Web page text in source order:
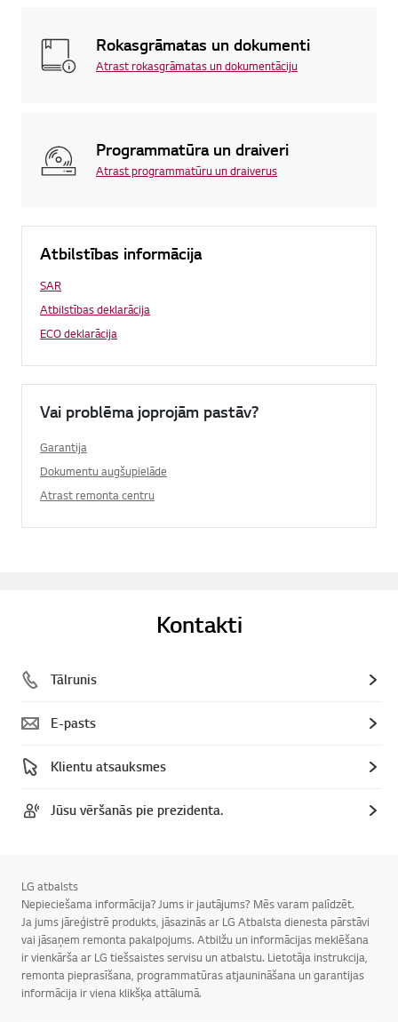
Rokasgrāmatas un dokumenti
Atrast rokasgrāmatas un dokumentāciju
Programmatūra un draiveri
Atrast programmatūru un draiverus
Atbilstības informācija
SAR
Atbilstības deklarācija
ECO deklarācija
Vai problēma joprojām pastāv?
Garantija
Dokumentu augšupielāde
Atrast remonta centru
Kontakti
Tālrunis
E-pasts
Klientu atsauksmes
Jūsu vēršanās pie prezidenta.
LG atbalsts
Nepieciešama informācija? Jums ir jautājums? Mēs varam palīdzēt.
Ja jums jāreģistrē produkts, jāsazinās ar LG Atbalsta dienesta pārstāvi
vai jāsaņem remonta pakalpojums. Atbilžu un informācijas meklēšana
ir vienkārša ar LG tiešsaistes servisu un atbalstu. Lietotāja instrukcija,
remonta pieprasīšana, programmatūras atjaunināšana un garantijas
informācija ir viena klikšķa attālumā.